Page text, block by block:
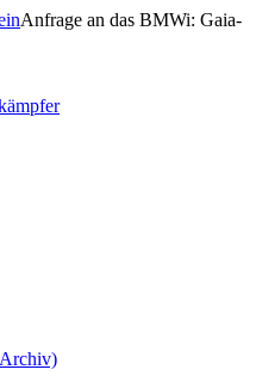
Anfrage an das BMWi: Gaia-